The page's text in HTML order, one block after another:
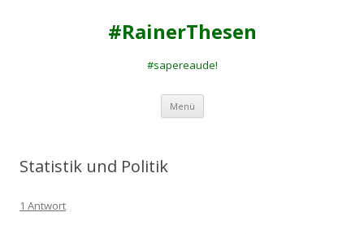
#RainerThesen
#sapereaude!
Menü Zum
springen
Statistik und Politik
1 Antwort